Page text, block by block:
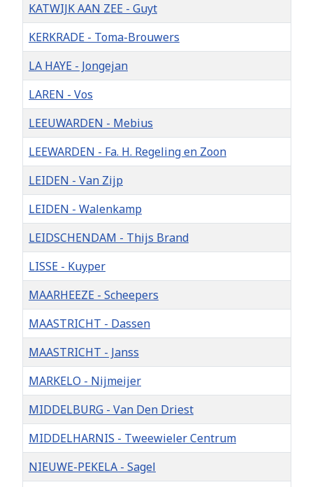
KATWIJK AAN ZEE - Guyt
KERKRADE - Toma-Brouwers
LA HAYE - Jongejan
LAREN - Vos
LEEUWARDEN - Mebius
LEEWARDEN - Fa. H. Regeling en Zoon
LEIDEN - Van Zijp
LEIDEN - Walenkamp
LEIDSCHENDAM - Thijs Brand
LISSE - Kuyper
MAARHEEZE - Scheepers
MAASTRICHT - Dassen
MAASTRICHT - Janss
MARKELO - Nijmeijer
MIDDELBURG - Van Den Driest
MIDDELHARNIS - Tweewieler Centrum
NIEUWE-PEKELA - Sagel